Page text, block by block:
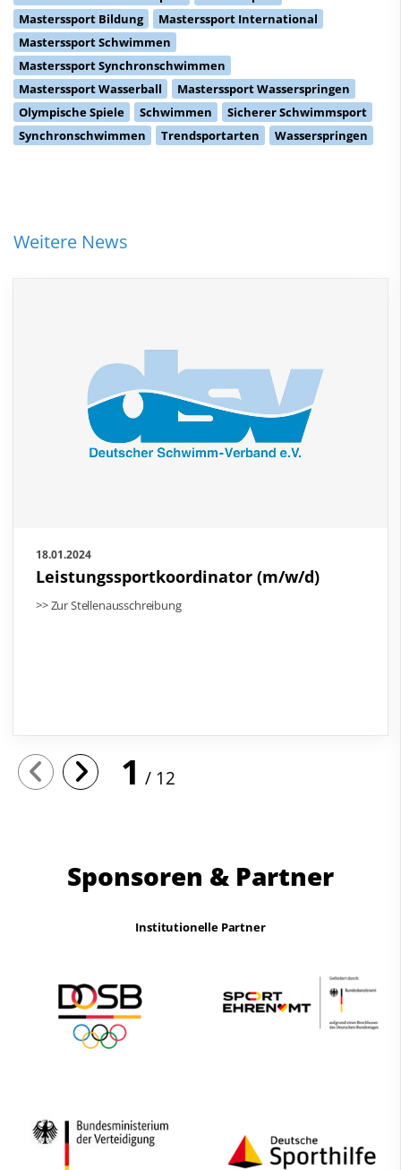
Masterssport Bildung
Masterssport International
Masterssport Schwimmen
Masterssport Synchronschwimmen
Masterssport Wasserball
Masterssport Wasserspringen
Olympische Spiele
Schwimmen
Sicherer Schwimmsport
Synchronschwimmen
Trendsportarten Wasserspringen
Weitere News
18.01.2024
Leistungssportkoordinator (m/w/d)
>> Zur Stellenausschreibung
1 12
Sponsoren & Partner
Institutionelle Partner